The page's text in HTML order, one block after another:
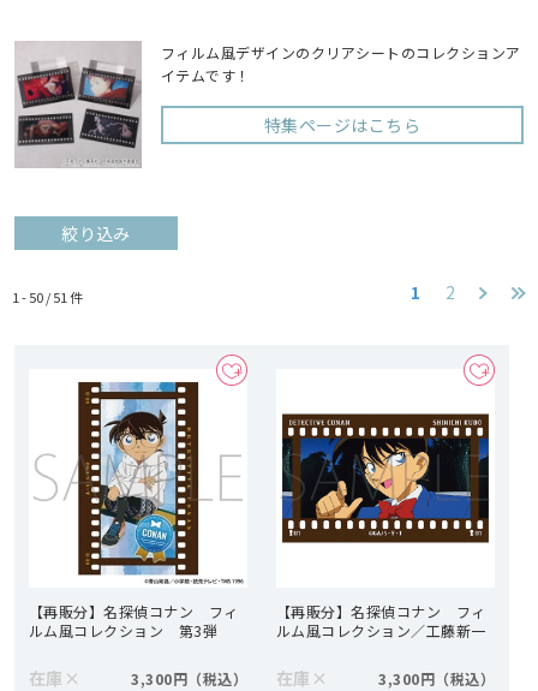
フィルム風デザインのクリアシートのコレクションア
イテムです！
特集ページはこちら
絞り込み
1 - 50 /51 件 1 2
【再販分】名探偵コナン フィ
ルム風コレクション 第3弾
在庫 × 3,300円
【再販分】名探偵コナン フィ
ルム風コレクション／工藤新一
在庫 × 3,300円